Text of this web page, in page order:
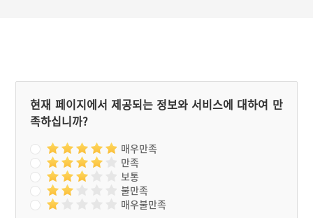
현재 페이지에서 제공되는 정보와 서비스에 대하여 만
족하십니까?
매우만족
만족
보통
불만족
매우불만족